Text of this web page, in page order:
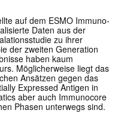
auf dem ESMO Immuno-
Daten aus der
zu ihrer
der zweiten Generation
haben kaum
Möglicherweise liegt das
Ansätzen gegen das
Expressed Antigen in
aber auch Immunocore
Phasen unterwegs sind.